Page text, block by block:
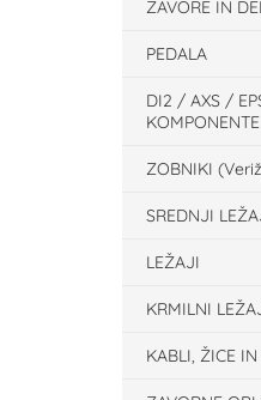
ZAVORE IN
PEDALA
DI2 / AXS /
KOMPONENTE
ZOBNIKI
SREDNJI
LEŽAJI
KRMILNI
KABLI, ŽICE